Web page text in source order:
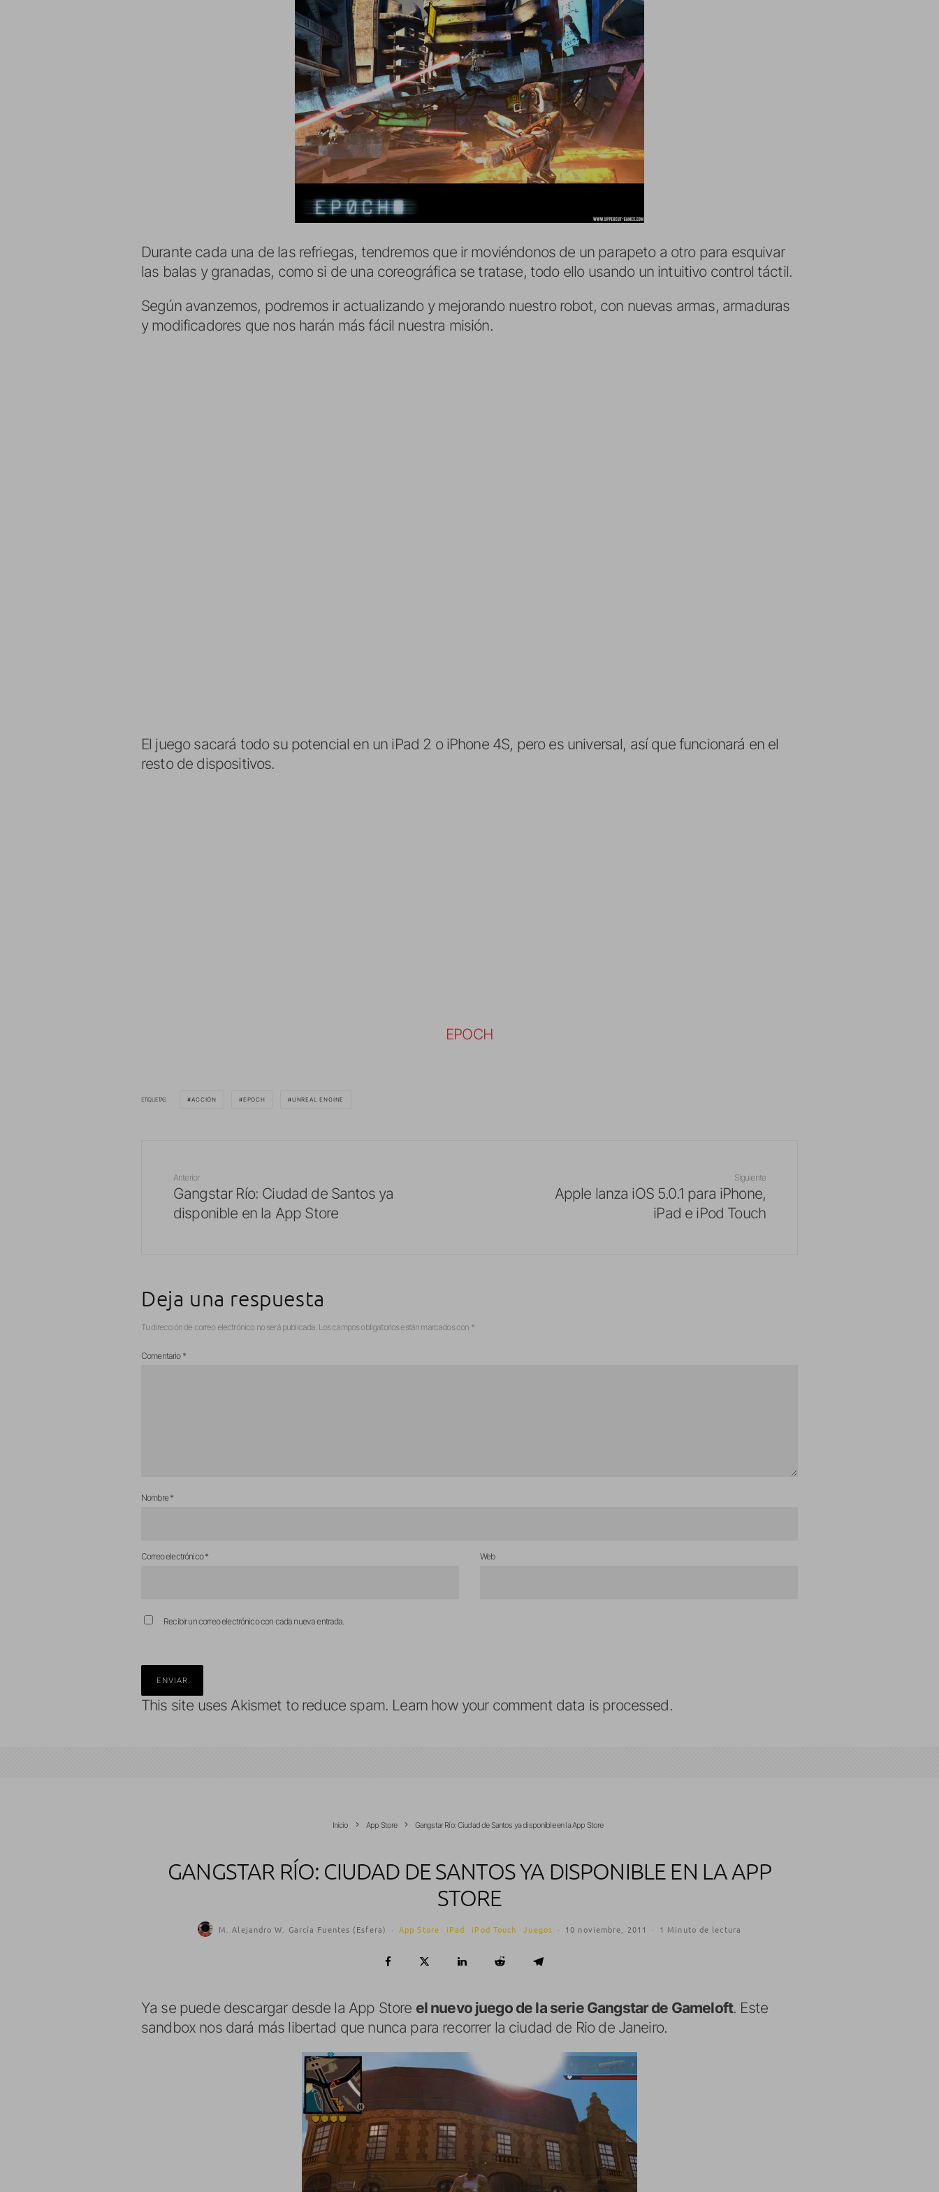
Durante cada una de las refriegas, tendremos que ir moviéndonos de un parapeto a otro para esquivar
las balas y granadas, como si de una coreográfica se tratase, todo ello usando un intuitivo control táctil.
Según avanzemos, podremos ir actualizando y mejorando nuestro robot, con nuevas armas, armaduras
y modificadores que nos harán más fácil nuestra misión.
El juego sacará todo su potencial en un iPad 2 o iPhone 4S, pero es universal, así que funcionará en el
resto de dispositivos.
EPOCH
ETIQUETAS ACCIÓN EPOCH UNREAL ENGINE
Anterior
Gangstar Río: Ciudad de Santos ya
disponible en la App Store
Siguiente
Apple lanza iOS 5.0.1 para iPhone,
iPad e iPod Touch
Deja una respuesta
Tu dirección de correo electrónico no será publicada. Los campos obligatorios están marcados con *
Comentario *
Nombre*
Correo electrónico* Web
Recibir un correo electrónico con cada nueva entrada.
This site uses Akismet to reduce spam. Learn how your comment data is processed.
Inicio App Store Gangstar Río: Ciudad de Santos ya disponible en la App Store
GANGSTAR RÍO: CIUDAD DE SANTOS YA DISPONIBLE EN LA APP
STORE
M. Alejandro W. García Fuentes (Esfera) · App Store iPad iPod Touch Juegos · 10 noviembre, 2011 · 1 Minuto de lectura
Ya se puede descargar desde la App Store el nuevo juego de la serie Gangstar de Gameloft. Este
sandbox nos dará más libertad que nunca para recorrer la ciudad de Rio de Janeiro.